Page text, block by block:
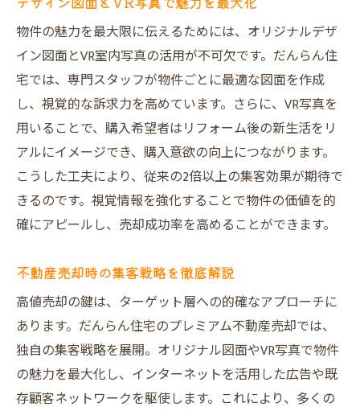
物件の魅力を最大限に伝えるためには、オリジナルデザ
イン図面とVR室内写真の活用が不可欠です。だんらん住
宅では、専門スタッフが物件ごとに最適な図面を作成
し、視覚的な訴求力を高めています。さらに、VR写真を
用いることで、購入希望者はリフォーム後の新生活をリ
アルにイメージでき、購入意欲の向上につながります。
こうした工夫により、従来の2倍以上の集客効果が期待で
きるのです。視覚情報を強化することで物件の価値を的
確にアピールし、売却成功率を高めることができます。
不動産売却時の集客戦略を徹底解説
高値売却の鍵は、ターゲット層への的確なアプローチに
あります。だんらん住宅のプレミアム不動産売却では、
独自の集客戦略を展開。オリジナル図面やVR写真で物件
の魅力を最大化し、インターネットを活用した広告や既
存顧客ネットワークを駆使します。これにより、多くの